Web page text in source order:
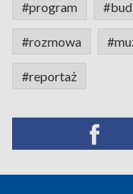
#program
#rozmowa
#reportaż